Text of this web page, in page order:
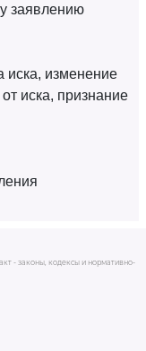
заявлению
иска, изменение
иска, признание
- законы, кодексы и нормативно-